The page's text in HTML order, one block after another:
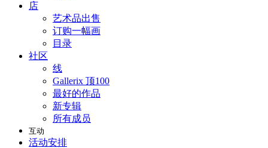
店
艺术品出售
订购一幅画
目录
社区
线
Gallerix 顶100
最好的作品
新专辑
所有成员
互动
活动安排